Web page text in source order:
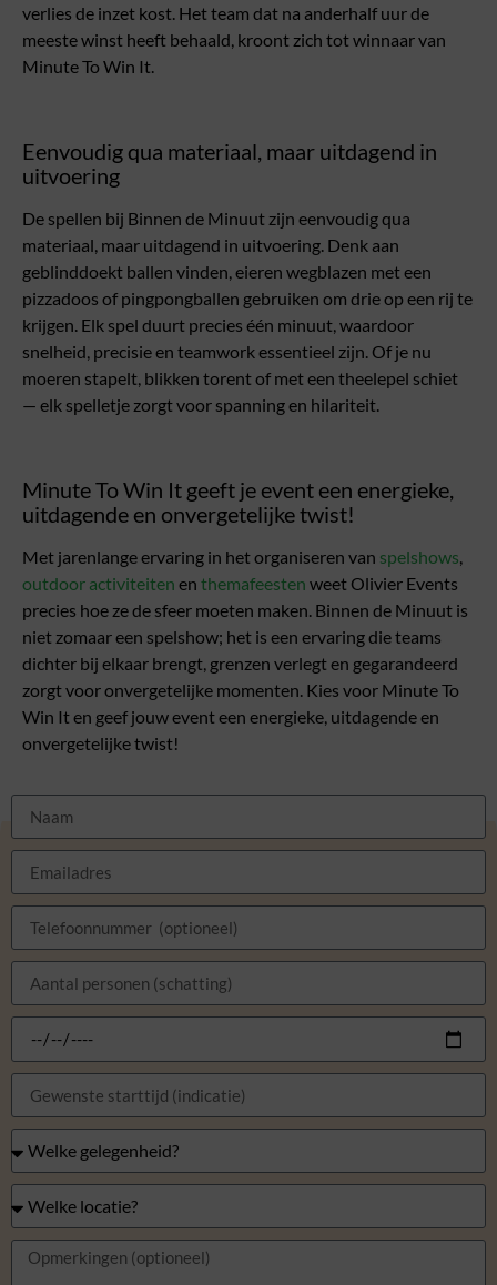
verlies de inzet kost. Het team dat na anderhalf uur de
meeste winst heeft behaald, kroont zich tot winnaar van
Minute To Win It.
Eenvoudig qua materiaal, maar uitdagend in
uitvoering
De spellen bij Binnen de Minuut zijn eenvoudig qua
materiaal, maar uitdagend in uitvoering. Denk aan
geblinddoekt ballen vinden, eieren wegblazen met een
pizzadoos of pingpongballen gebruiken om drie op een rij te
krijgen. Elk spel duurt precies één minuut, waardoor
snelheid, precisie en teamwork essentieel zijn. Of je nu
moeren stapelt, blikken torent of met een theelepel schiet
— elk spelletje zorgt voor spanning en hilariteit.
Minute To Win It geeft je event een energieke,
uitdagende en onvergetelijke twist!
Met jarenlange ervaring in het organiseren van spelshows,
outdoor activiteiten en themafeesten weet Olivier Events
precies hoe ze de sfeer moeten maken. Binnen de Minuut is
niet zomaar een spelshow; het is een ervaring die teams
dichter bij elkaar brengt, grenzen verlegt en gegarandeerd
zorgt voor onvergetelijke momenten. Kies voor Minute To
Win It en geef jouw event een energieke, uitdagende en
onvergetelijke twist!